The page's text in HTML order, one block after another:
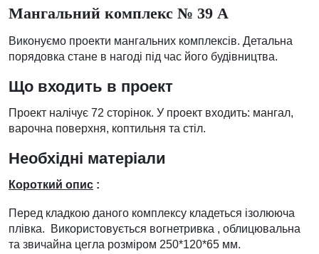
Мангальний комплекс № 39 А
Виконуємо проекти мангальних комплексів. Детальна
порядовка стане в нагоді під час його будівництва.
Що входить в проект
Проект налічує 72 сторінок. У проект входить: мангал,
варочна поверхня, коптильня та стіл.
Необхідні матеріали
Короткий опис :
Перед кладкою даного комплексу кладеться ізолююча
плівка. Використовується вогнетривка , облицювальна
та звичайна цегла розміром 250*120*65 мм.